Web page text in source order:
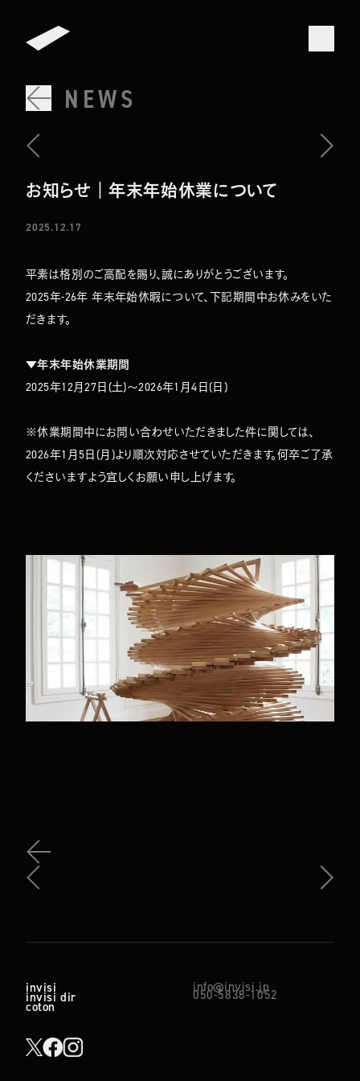
WORKS
COMPANY
MEMBERS
CONTACT
NEWS
お知らせ｜年末年始休業について
2025.12.17
平素は格別のご高配を賜り、誠にありがとうございます。
2025年-26年 年末年始休暇について、下記期間中お休みをいた
だきます。
▼年末年始休業期間
2025年12月27日(土)〜2026年1月4日(日)
※休業期間中にお問い合わせいただきました件に関しては、
2026年1月5日(月)より順次対応させていただきます。何卒ご了承
くださいますよう宜しくお願い申し上げます。
invisi
invisi dir
coton
info@invisi.jp
050-5838-1052